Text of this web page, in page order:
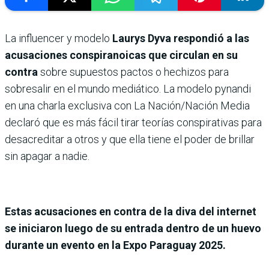
La influencer y modelo Laurys Dyva respondió a las
acusaciones conspiranoicas que circulan en su
contra sobre supuestos pactos o hechizos para
sobresalir en el mundo mediático. La modelo pynandi
en una charla exclusiva con La Nación/Nación Media
declaró que es más fácil tirar teorías conspirativas para
desacreditar a otros y que ella tiene el poder de brillar
sin apagar a nadie.
Estas acusaciones en contra de la diva del internet
se iniciaron luego de su entrada dentro de un huevo
durante un evento en la Expo Paraguay 2025.